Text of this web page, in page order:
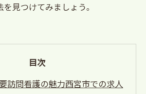
見つけてみましょう。
目次
訪問看護の魅力西宮市での求人